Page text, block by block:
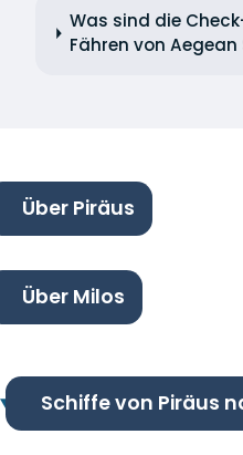
Was sind die
Fähren von Aegean
Über Piräus
Über Milos
Schiffe von Piräus